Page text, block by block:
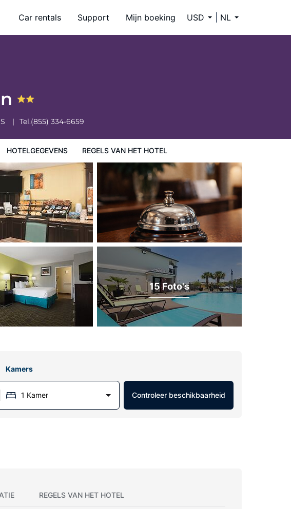
Car rentals Support Mijn boeking USD NL
Tel.(855) 334-6659
HOTELGEGEVENS REGELS VAN HET HOTEL
15 Foto's
Kamers
1 Kamer Controleer beschikbaarheid
REGELS VAN HET HOTEL